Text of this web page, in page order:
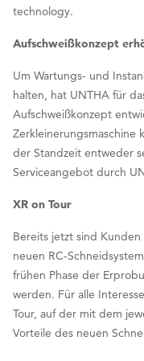
technology.
Aufschweißkonzept
Um Wartungs- und
halten, hat UNTHA für
Aufschweißkonzept
Zerkleinerungsmaschine
der Standzeit entweder
Serviceangebot durch
XR on Tour
Bereits jetzt sind
neuen RC-
frühen Phase der
werden. Für alle
Tour, auf der mit dem
Vorteile des neuen